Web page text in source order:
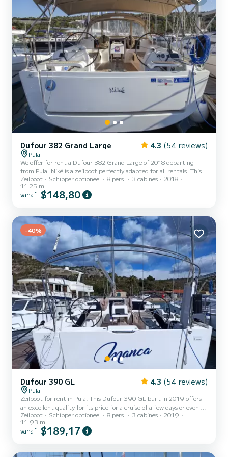
Dufour 382 Grand Large 4.3 (54 reviews)
Pula
We offer for rent a Dufour 382 Grand Large of 2018 departing
from Pula. Niké is a zeilboot perfectly adapted for all rentals. This
zeilboot is very pleasant to handle for a week cruise or more. You
are going to have an exceptional cruise on this zeilboot of 11
meters. You will be able to accommodate up to 8 passengers when
Zeilboot Schipper optioneel 8 pers. 3 cabines
2018
11.25 m
vanaf $148,80
-40%
Dufour 390 GL 4.3 (54 reviews)
Pula
Zeilboot for rent in Pula. This Dufour 390 GL built in 2019 offers
an excellent quality for its price for a cruise of a few days or even a
few weeks. The boat has 3 cabins with total comfort and a capacity
of 8 passengers. With a total length of 12 meters and 30
horsepower, it will be your best friend when spending extraordinary
Zeilboot Schipper optioneel 8 pers. 3 cabines
2019
11.93 m
vanaf $189,17